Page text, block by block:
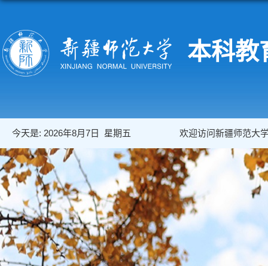
本科教
今天是: 2026年8月7日 星期五 欢迎访问新疆师范大